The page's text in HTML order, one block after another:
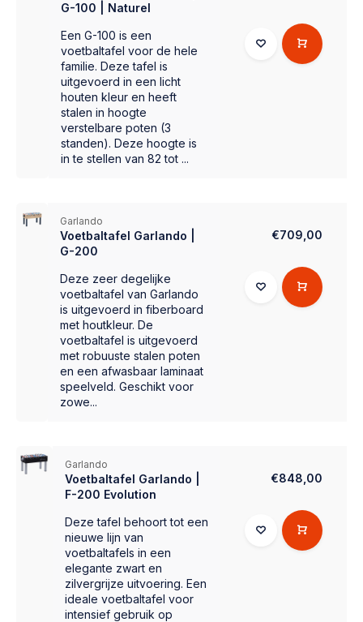
G-100 | Naturel
Een G-100 is een
voetbaltafel voor de hele
familie. Deze tafel is
uitgevoerd in een licht
houten kleur en heeft
stalen in hoogte
verstelbare poten (3
standen). Deze hoogte is
in te stellen van 82 tot ...
Garlando
Voetbaltafel Garlando |
G-200
Deze zeer degelijke
voetbaltafel van Garlando
is uitgevoerd in fiberboard
met houtkleur. De
voetbaltafel is uitgevoerd
met robuuste stalen poten
en een afwasbaar laminaat
speelveld. Geschikt voor
zowe...
€709,00
Garlando
Voetbaltafel Garlando |
F-200 Evolution
Deze tafel behoort tot een
nieuwe lijn van
voetbaltafels in een
elegante zwart en
zilvergrijze uitvoering. Een
ideale voetbaltafel voor
intensief gebruik op
€848,00